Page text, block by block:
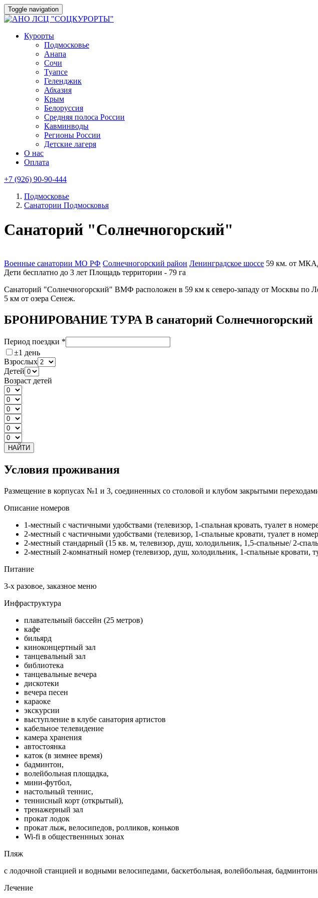
Toggle navigation
Курорты
Подмосковье
Анапа
Сочи
Туапсе
Геленджик
Абхазия
Крым
Белоруссия
Средняя полоса России
Кавминводы
Регионы России
Детские лагеря
О нас
Оплата
+7 (926) 90-90-444
Подмосковье
Санатории Подмосковья
Санаторий "Солнечногорский"
Военные санатории МО РФ Солнечногорский район Ленинградское шоссе 59 км. от
Дети бесплатно до 3 лет Площадь территории - 79 га
Санаторий "Солнечногорский" ВМФ расположен в 59 км к северо-западу от Москвы по
5 км от озера Сенеж.
БРОНИРОВАНИЕ ТУРА В санаторий Солнечногорский
Период поездки *
±1 день
Взрослых
Детей
Возраст детей
НАЙТИ
Условия проживания
Размещение в корпусах №1 и 3, соединенных со столовой и клубом закрытыми
Описание номеров
1-местный с частичными удобствами (телевизор, 1-спальная кровать, туалет в
2-местный с частичными удобствами (телевизор, 1-спальные кровати, туалет в
2-местный стандарный (15 кв. м, телевизор, душ, холодильник, 1,5-спальные/ 2-
2-местный 2-комнатный номер (телевизор, душ, холодильник, 1-спальные кровати,
Питание
3-х разовое, заказное меню
Инфраструктура
плавательный бассейн (25 метров)
кафе
бильярд
киноконцертный зал
танцевальный зал
библиотека
танцевальные вечера
дискотеки
вечера песен
караоке
экскурсии
выступление в клубе санатория артистов
кабельное телевидение
камера хранения
автостоянка
каток (в зимнее время)
бадминтон,
волейбольная площадка,
мини-футбол,
настольный теннис,
теннисный корт (открытый),
тренажерный зал
прокат лодок
прокат лыж, велосипедов, ролликов, коньков
Wi-fi в общественнных зонах
Пляж
с лодочной станцией и водными велосипедами, баскетбольная, волейбольная,
Лечение